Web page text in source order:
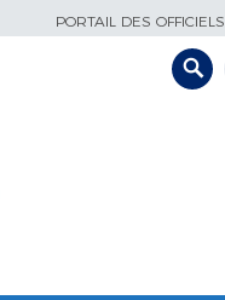
PORTAIL DES OFFICIELS